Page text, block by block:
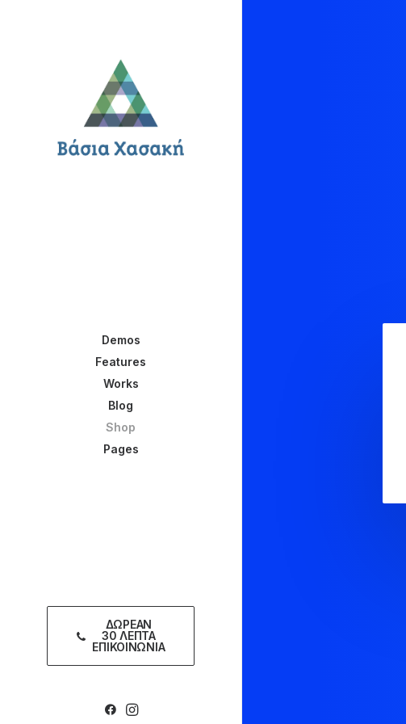
Demos
Features
Works
Blog
Shop
Pages
ΔΩΡΕΑΝ
30 ΛΕΠΤΑ
ΕΠΙΚΟΙΝΩΝΙΑ